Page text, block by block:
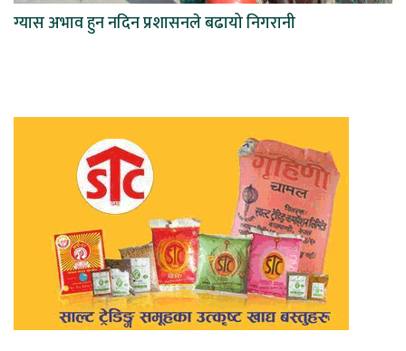
ग्यास अभाव हुन नदिन प्रशासनले बढायो निगरानी